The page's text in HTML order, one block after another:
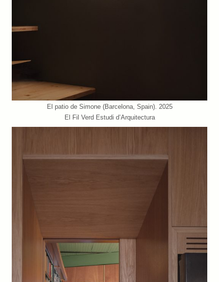
El patio de Simone (Barcelona, Spain). 2025
El Fil Verd Estudi d’Arquitectura